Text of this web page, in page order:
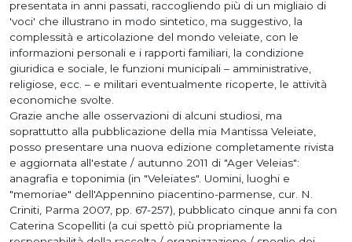
presentata in anni passati, raccogliendo più di un migliaio di
'voci' che illustrano in modo sintetico, ma suggestivo, la
complessità e articolazione del mondo veleiate, con le
informazioni personali e i rapporti familiari, la condizione
giuridica e sociale, le funzioni municipali – amministrative,
religiose, ecc. – e militari eventualmente ricoperte, le attività
economiche svolte.
Grazie anche alle osservazioni di alcuni studiosi, ma
soprattutto alla pubblicazione della mia Mantissa Veleiate,
posso presentare una nuova edizione completamente rivista
e aggiornata all'estate / autunno 2011 di "Ager Veleias":
anagrafia e toponimia (in "Veleiates". Uomini, luoghi e
"memoriae" dell'Appennino piacentino-parmense, cur. N.
Criniti, Parma 2007, pp. 67-257), pubblicato cinque anni fa con
Caterina Scopelliti (a cui spettò più propriamente la